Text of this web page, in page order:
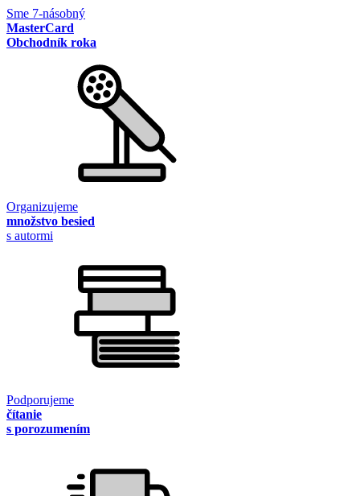
Sme 7-násobný
MasterCard
Obchodník roka
Organizujeme
množstvo besied
s autormi
Podporujeme
čítanie
s porozumením